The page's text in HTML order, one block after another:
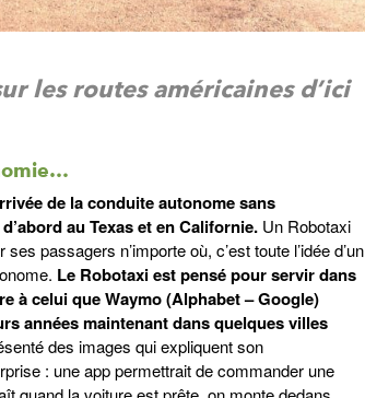
les routes américaines d’ici
de la conduite autonome sans
au Texas et en Californie. Un Robotaxi
passagers n’importe où, c’est toute l’idée d’un
Le Robotaxi est pensé pour servir dans
à celui que Waymo (Alphabet – Google)
années maintenant dans quelques villes
des images qui expliquent son
: une app permettrait de commander une